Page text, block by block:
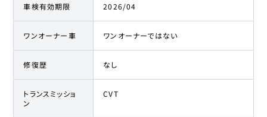
車検有効期限 2026/04
ワンオーナー車 ワンオーナーではない
修復歴 なし
トランスミッショ
ン
CVT